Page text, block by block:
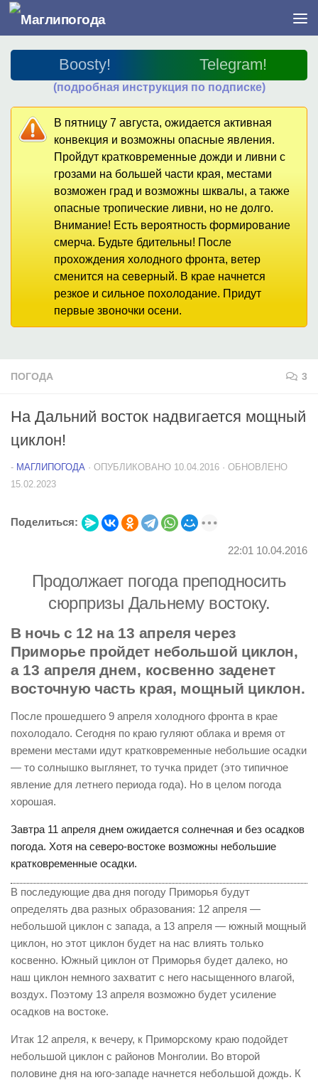
Перейти к содержимому
Boosty! Telegram!
(подробная инструкция по подписке)
В пятницу 7 августа, ожидается активная
конвекция и возможны опасные явления.
Пройдут кратковременные дожди и ливни с
грозами на большей части края, местами
возможен град и возможны шквалы, а также
опасные тропические ливни, но не долго.
Внимание! Есть вероятность формирование
смерча. Будьте бдительны! После
прохождения холодного фронта, ветер
сменится на северный. В крае начнется
резкое и сильное похолодание. Придут
первые звоночки осени.
ПОГОДА 3
На Дальний восток надвигается мощный
циклон!
- МАГЛИПОГОДА · ОПУБЛИКОВАНО 10.04.2016 · ОБНОВЛЕНО
15.02.2023
Поделиться:
22:01 10.04.2016
Продолжает погода преподносить
сюрпризы Дальнему востоку.
В ночь с 12 на 13 апреля через
Приморье пройдет небольшой циклон,
а 13 апреля днем, косвенно заденет
восточную часть края, мощный циклон.
После прошедшего 9 апреля холодного фронта в крае
похолодало. Сегодня по краю гуляют облака и время от
времени местами идут кратковременные небольшие осадки
— то солнышко выглянет, то тучка придет (это типичное
явление для летнего периода года). Но в целом погода
хорошая.
Завтра 11 апреля днем ожидается солнечная и без осадков
погода. Хотя на северо-востоке возможны небольшие
кратковременные осадки.
В последующие два дня погоду Приморья будут
определять два разных образования: 12 апреля —
небольшой циклон с запада, а 13 апреля — южный мощный
циклон, но этот циклон будет на нас влиять только
косвенно. Южный циклон от Приморья будет далеко, но
наш циклон немного захватит с него насыщенного влагой,
воздух. Поэтому 13 апреля возможно будет усиление
осадков на востоке.
Итак 12 апреля, к вечеру, к Приморскому краю подойдет
небольшой циклон с районов Монголии. Во второй
половине дня на юго-западе начнется небольшой дождь. К